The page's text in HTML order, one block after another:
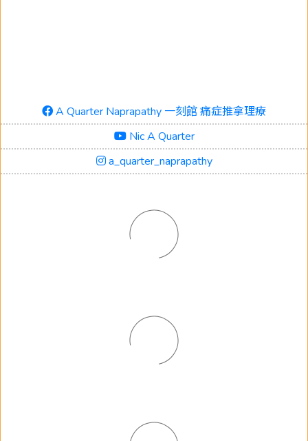
A Quarter Naprapathy 一刻館 痛症推拿理療
Nic A Quarter
a_quarter_naprapathy